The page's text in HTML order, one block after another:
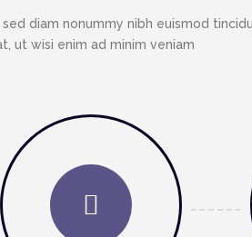
diam nonummy nibh euismod
ut wisi enim ad minim veniam